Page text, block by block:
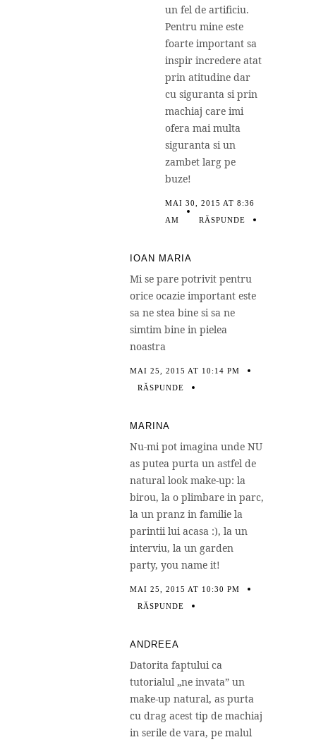
un fel de artificiu.
Pentru mine este
foarte important sa
inspir incredere atat
prin atitudine dar
cu siguranta si prin
machiaj care imi
ofera mai multa
siguranta si un
zambet larg pe
buze!
MAI 30, 2015 AT 8:36
AM
RĂSPUNDE
IOAN MARIA
Mi se pare potrivit pentru
orice ocazie important este
sa ne stea bine si sa ne
simtim bine in pielea
noastra
MAI 25, 2015 AT 10:14 PM
RĂSPUNDE
MARINA
Nu-mi pot imagina unde NU
as putea purta un astfel de
natural look make-up: la
birou, la o plimbare in parc,
la un pranz in familie la
parintii lui acasa :), la un
interviu, la un garden
party, you name it!
MAI 25, 2015 AT 10:30 PM
RĂSPUNDE
ANDREEA
Datorita faptului ca
tutorialul „ne invata” un
make-up natural, as purta
cu drag acest tip de machiaj
in serile de vara, pe malul